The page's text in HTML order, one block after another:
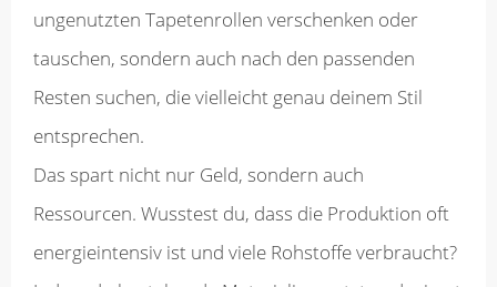
ungenutzten Tapetenrollen verschenken oder
tauschen, sondern auch nach den passenden
Resten suchen, die vielleicht genau deinem Stil
entsprechen.
Das spart nicht nur Geld, sondern auch
Ressourcen. Wusstest du, dass die Produktion oft
energieintensiv ist und viele Rohstoffe verbraucht?